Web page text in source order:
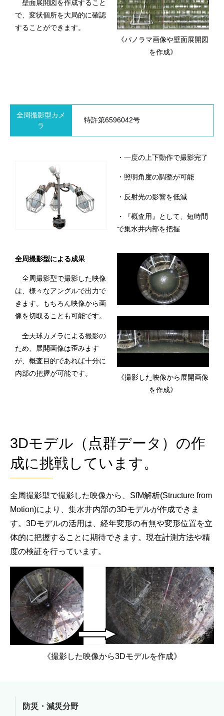
壁面展開図を作成すること
で、変状個所を大局的に確認
することができます。
《パノラマ画像や壁面展開図
を作成》
全周撮影型カメ
ラ
特許第6596042号
・一度の上下動作で撮影完了
・照明角度の調整が可能
・反射光の影響を低減
・『概査用』として、短時間
で集水井内部を把握
全周撮影型による成果
全周撮影型で撮影した映像
は、様々なアングルで出力で
きます。もちろん映像から画
像を切取ることも可能です。
全天球カメラによる撮影の
ため、展開画像は歪みます
が、概査目的であれば十分に
内部の把握が可能です。
《撮影した映像から展開画像
を作成》
3Dモデル（点群データ）の作
成に挑戦しています。
全周撮影型で撮影した映像から、SfM解析(Structure from
Motion)により、集水井内部の3Dモデルが作成できま
す。3Dモデルの活用は、経年変形の有無や変形位置を立
体的に把握することに期待できます。現在計測方法や精
度の検証を行っています。
《撮影した映像から3Dモデルを作成》
防災・減災分野